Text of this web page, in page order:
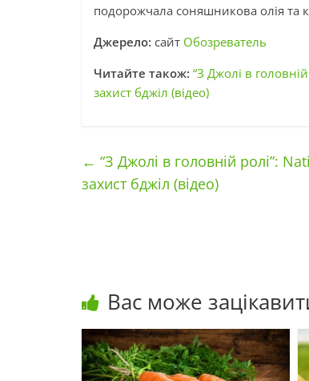
подорожчала соняшникова олія та
Джерело: сайт Обозреватель
Читайте також: “З Джолі в
захист бджіл (відео)
← “З Джолі в головній ролі”:
захист бджіл (відео)
Вас може